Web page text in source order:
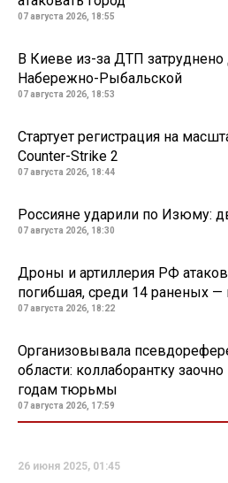
07 августа 2026, 18:55
В Киеве из-за ДТП
Набережно-Рыбальской
07 августа 2026, 18:53
Стартует регистрация на
Counter-Strike 2
07 августа 2026, 18:44
Россияне ударили по Изюму:
07 августа 2026, 18:30
Дроны и артиллерия РФ
погибшая, среди 14 раненых
07 августа 2026, 18:22
Организовывала
области: коллаборантку
годам тюрьмы
07 августа 2026, 17:59
26 июня 2025, 01:45